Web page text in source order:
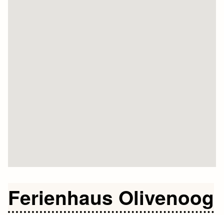
Ferienhaus Olivenoog